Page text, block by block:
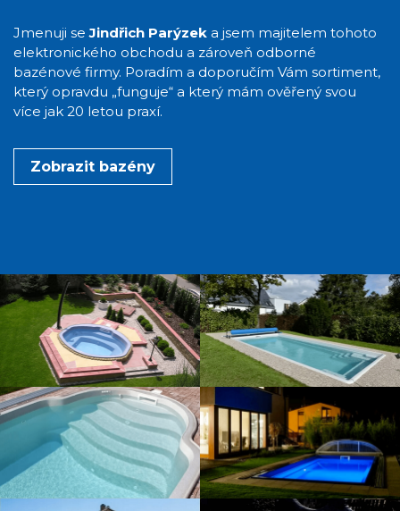
Jmenuji seJindřich Parýzek a jsem majitelem tohoto
elektronického obchodu a zároveň odborné
bazénové firmy. Poradím a doporučím Vám sortiment,
který opravdu „funguje“ a který mám ověřený svou
více jak 20 letou praxí.
Zobrazit bazény